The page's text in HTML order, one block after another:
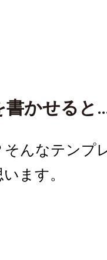
書かせると
そんなテン
ます。